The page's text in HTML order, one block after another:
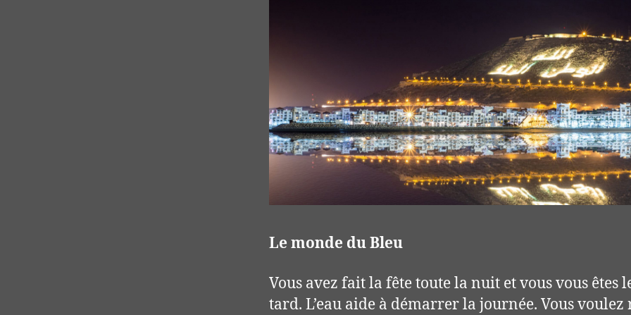
Le monde du Bleu
Vous avez fait la fête toute la nuit et vous vous êtes
tard. L’eau aide à démarrer la journée. Vous voulez